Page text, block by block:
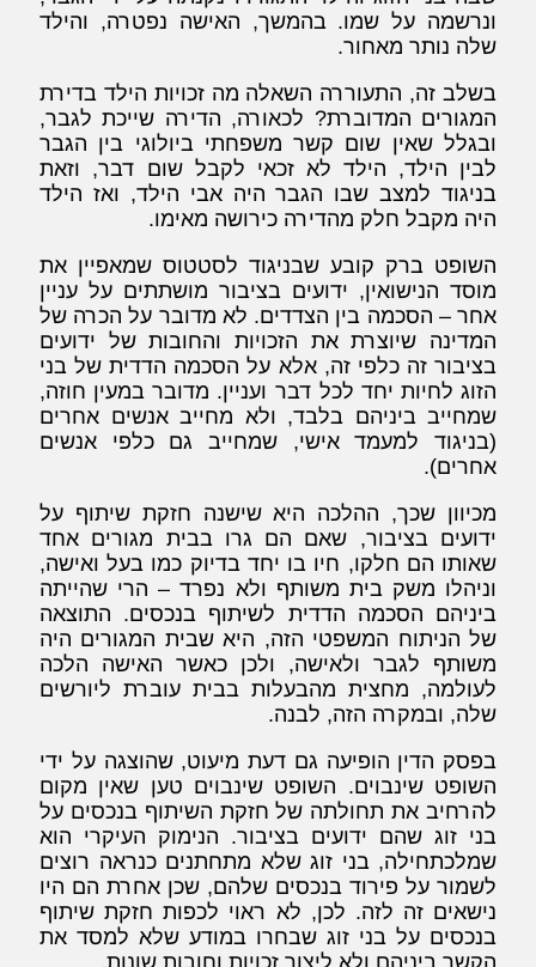
ונרשמה על שמו. בהמשך, האישה נפטרה, והילד
שלה נותר מאחור.
בשלב זה, התעוררה השאלה מה זכויות הילד בדירת
המגורים המדוברת? לכאורה, הדירה שייכת לגבר,
ובגלל שאין שום קשר משפחתי ביולוגי בין הגבר
לבין הילד, הילד לא זכאי לקבל שום דבר, וזאת
בניגוד למצב שבו הגבר היה אבי הילד, ואז הילד
היה מקבל חלק מהדירה כירושה מאימו.
השופט ברק קובע שבניגוד לסטטוס שמאפיין את
מוסד הנישואין, ידועים בציבור מושתתים על עניין
אחר – הסכמה בין הצדדים. לא מדובר על הכרה של
המדינה שיוצרת את הזכויות והחובות של ידועים
בציבור זה כלפי זה, אלא על הסכמה הדדית של בני
הזוג לחיות יחד לכל דבר ועניין. מדובר במעין חוזה,
שמחייב ביניהם בלבד, ולא מחייב אנשים אחרים
(בניגוד למעמד אישי, שמחייב גם כלפי אנשים
אחרים).
מכיוון שכך, ההלכה היא שישנה חזקת שיתוף על
ידועים בציבור, שאם הם גרו בבית מגורים אחד
שאותו הם חלקו, חיו בו יחד בדיוק כמו בעל ואישה,
וניהלו משק בית משותף ולא נפרד – הרי שהייתה
ביניהם הסכמה הדדית לשיתוף בנכסים. התוצאה
של הניתוח המשפטי הזה, היא שבית המגורים היה
משותף לגבר ולאישה, ולכן כאשר האישה הלכה
לעולמה, מחצית מהבעלות בבית עוברת ליורשים
שלה, ובמקרה הזה, לבנה.
בפסק הדין הופיעה גם דעת מיעוט, שהוצגה על ידי
השופט שינבוים. השופט שינבוים טען שאין מקום
להרחיב את תחולתה של חזקת השיתוף בנכסים על
בני זוג שהם ידועים בציבור. הנימוק העיקרי הוא
שמלכתחילה, בני זוג שלא מתחתנים כנראה רוצים
לשמור על פירוד בנכסים שלהם, שכן אחרת הם היו
נישאים זה לזה. לכן, לא ראוי לכפות חזקת שיתוף
בנכסים על בני זוג שבחרו במודע שלא למסד את
הקשר ביניהם ולא ליצור זכויות וחובות שונות.